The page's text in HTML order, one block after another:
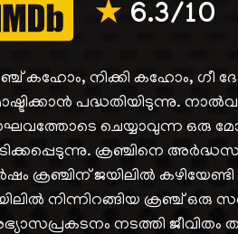
★ 6.3/10
കഹോം, നിക്കി കഹോം, ഗീ
പദ്ധതിയിടുന്നു.
ചെയ്യാവുന്ന ഒരു
ക്രഞ്ചിനെ
ക്രഞ്ചിന് ജയിലില്‍
നിന്നിറങ്ങിയ ക്രഞ്ച്
നടത്തി ജീവിതം